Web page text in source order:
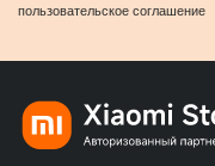
пользовательское соглашение